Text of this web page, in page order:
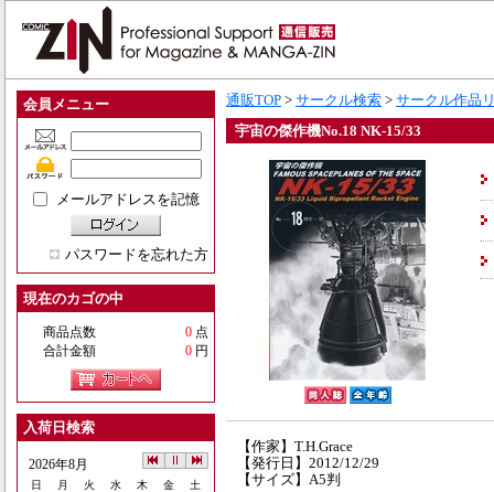
会員メニュー
メールアドレスを記憶
パスワードを忘れた方
現在のカゴの中
商品点数 0 点
合計金額
0 円
入荷日検索
2026年8月
日 月 火 水 木 金 土
通販TOP > サークル検索 > サークル作品
宇宙の傑作機No.18 NK-15/33
【作家】T.H.Grace
【発行日】2012/12/29
【サイズ】A5判